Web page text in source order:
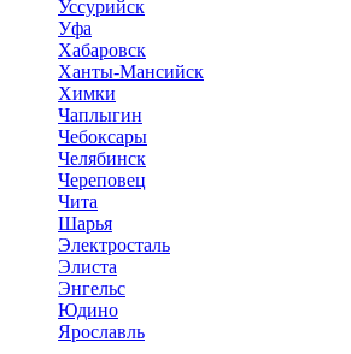
Уссурийск
Уфа
Хабаровск
Ханты-Мансийск
Химки
Чаплыгин
Чебоксары
Челябинск
Череповец
Чита
Шарья
Электросталь
Элиста
Энгельс
Юдино
Ярославль